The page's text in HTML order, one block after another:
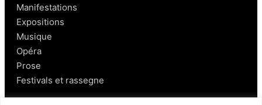
Manifestations
Expositions
Musique
Opéra
Prose
Festivals et rassegne